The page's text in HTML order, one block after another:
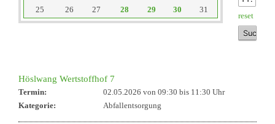
25
26 27 28 29 30 31
reset
Höslwang Wertstoffhof 7
Termin: 02.05.2026 von 09:30 bis 11:30 Uhr
Kategorie:
Abfallentsorgung